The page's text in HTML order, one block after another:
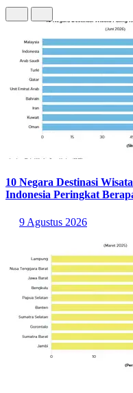
10 Negara Destinasi
Indonesia Peringkat
9 Agustus 2026